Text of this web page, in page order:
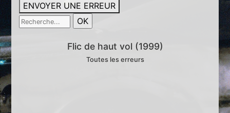
ENVOYER UNE ERREUR
Flic de haut vol (1999)
Toutes les erreurs